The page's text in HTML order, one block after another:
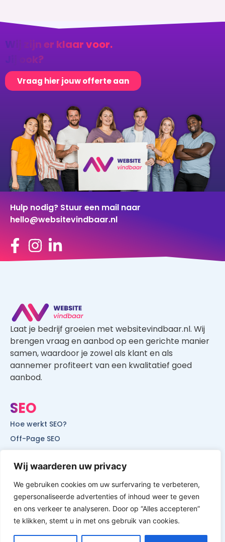
Wij waarderen uw privacy
We gebruiken cookies om uw surfervaring te verbeteren,
gepersonaliseerde advertenties of inhoud weer te geven
en ons verkeer te analyseren. Door op “Alles accepteren”
te klikken, stemt u in met ons gebruik van cookies.
Wij zijn er klaar voor.
Jij ook?
Vraag hier jouw offerte aan
Hulp nodig? Stuur een mail naar
hello@websitevindbaar.nl
Laat je bedrijf groeien met websitevindbaar.nl. Wij
brengen vraag en aanbod op een gerichte manier
samen, waardoor je zowel als klant en als
aannemer profiteert van een kwalitatief goed
aanbod.
SEO
Hoe werkt SEO?
Off-Page SEO
On-Page SEO
SEO voor lokale bedrijven
SEO voor mobiele websites
SEO voor start-ups